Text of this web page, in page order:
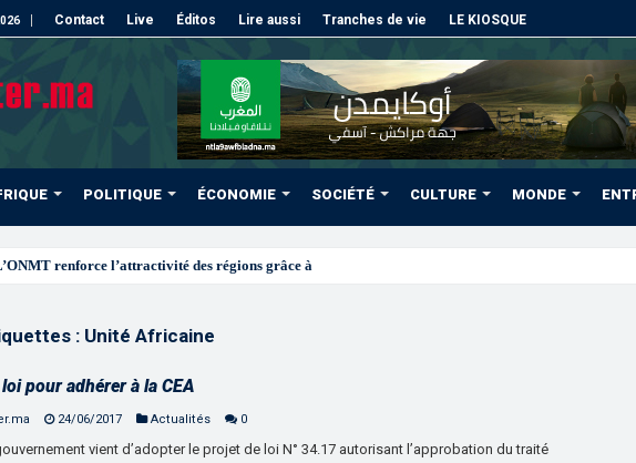
Contact Live Éditos Lire aussi Tranches de vie LE KIOSQUE
POLITIQUE ÉCONOMIE SOCIÉTÉ CULTURE MONDE
renforce l’attractivité des régions grâce à une connectivité aérienne historiq
: Unité Africaine
pour adhérer à la CEA
24/06/2017 Actualités 0
vient d’adopter le projet de loi N° 34.17 autorisant l’approbation du traité